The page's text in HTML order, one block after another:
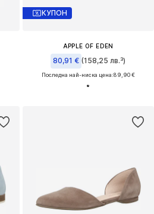
КУПОН
APPLE OF EDEN
80,91 € (158,25 лв.³)
Последна най-ниска цена:89,90 €